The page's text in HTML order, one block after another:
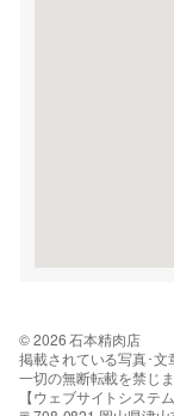
© 2026 石本精肉店
掲載されている写真･文
一切の無断転載を禁じま
【ウェブサイトシステ